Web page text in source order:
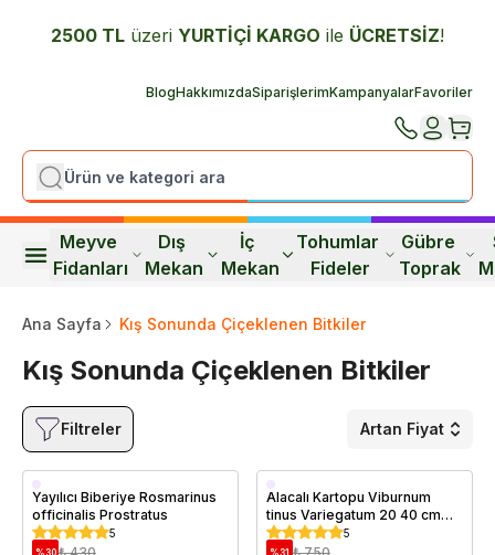
2500 TL üzeri YURTİÇİ KARGO ile ÜCRETSİZ!
BlogHakkımızdaSiparişlerimKampanyalarFavoriler
Meyve
Fidanları
Dış
Mekan
İç
Mekan
Tohumlar
Fideler
Gübre
Toprak
Ana Sayfa Kış Sonunda Çiçeklenen Bitkiler
Kış Sonunda Çiçeklenen Bitkiler
Filtreler Artan Fiyat
Saksıda
Yayılıcı Biberiye Rosmarinus
officinalis Prostratus
5
%30
Saksıda
Alacalı Kartopu Viburnum
tinus Variegatum 20 40 cm
Saksıda
5
%31